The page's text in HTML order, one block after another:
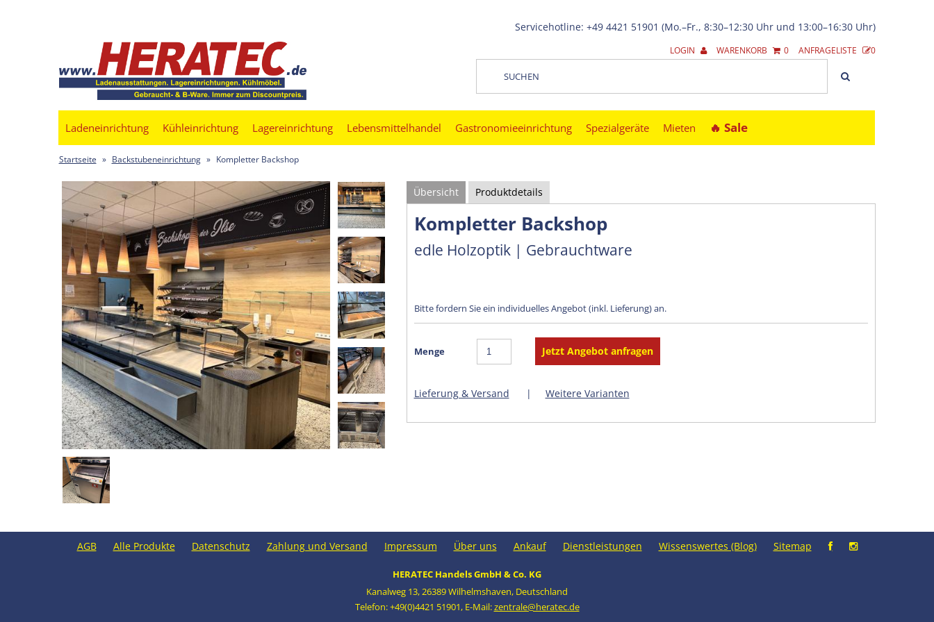
Servicehotline: +49 4421 51901 (Mo.–Fr., 8:30–12:30 Uhr und 13:00–16:30 Uhr)
LOGIN WARENKORB 0 ANFRAGELISTE 0
Ladeneinrichtung Kühleinrichtung Lagereinrichtung Lebensmittelhandel Gastronomieeinrichtung Spezialgeräte Mieten 🔥︎ Sale
Startseite » Backstubeneinrichtung » Kompletter Backshop
Übersicht Produktdetails
Kompletter Backshop
edle Holzoptik | Gebrauchtware
Bitte fordern Sie ein individuelles Angebot (inkl. Lieferung) an.
Menge
Lieferung & Versand | Weitere Varianten
AGB Alle Produkte Datenschutz Zahlung und Versand Impressum Über uns Ankauf Dienstleistungen Wissenswertes (Blog) Sitemap
HERATEC Handels GmbH & Co. KG
Kanalweg 13,26389 Wilhelmshaven, Deutschland
Telefon: +49(0)4421 51901, E-Mail:zentrale@heratec.de